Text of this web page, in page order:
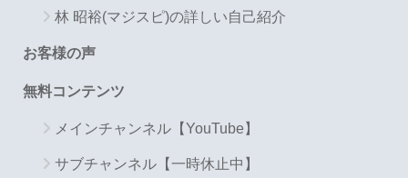
林 昭裕(マジスピ)の詳しい自己紹介
お客様の声
無料コンテンツ
メインチャンネル【YouTube】
サブチャンネル【一時休止中】